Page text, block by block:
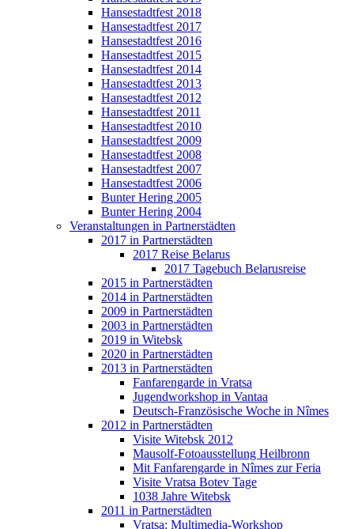
Hansestadtfest 2018
Hansestadtfest 2017
Hansestadtfest 2016
Hansestadtfest 2015
Hansestadtfest 2014
Hansestadtfest 2013
Hansestadtfest 2012
Hansestadtfest 2011
Hansestadtfest 2010
Hansestadtfest 2009
Hansestadtfest 2008
Hansestadtfest 2007
Hansestadtfest 2006
Bunter Hering 2005
Bunter Hering 2004
Veranstaltungen in Partnerstädten
2017 in Partnerstädten
2017 Reise Belarus
2017 Tagebuch Belarusreise
2015 in Partnerstädten
2014 in Partnerstädten
2009 in Partnerstädten
2003 in Partnerstädten
2019 in Witebsk
2020 in Partnerstädten
2013 in Partnerstädten
Fanfarengarde in Vratsa
Jugendworkshop in Vantaa
Deutsch-Französische Woche in Nîmes
2012 in Partnerstädten
Visite Witebsk 2012
Mausolf-Fotoausstellung Heilbronn
Mit Fanfarengarde in Nîmes zur Feria
Visite Vratsa Botev Tage
1038 Jahre Witebsk
2011 in Partnerstädten
Vratsa: Multimedia-Workshop